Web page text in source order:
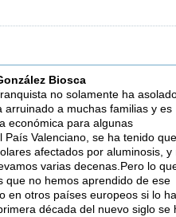
Biosca
no solamente ha
arruinado a muchas familias y es
económica para algunas
País Valenciano, se ha tenido que
afectados por aluminosis, y
varias decenas.Pero lo
que no hemos aprendido de ese
en otros países europeos si lo
década del nuevo siglo se